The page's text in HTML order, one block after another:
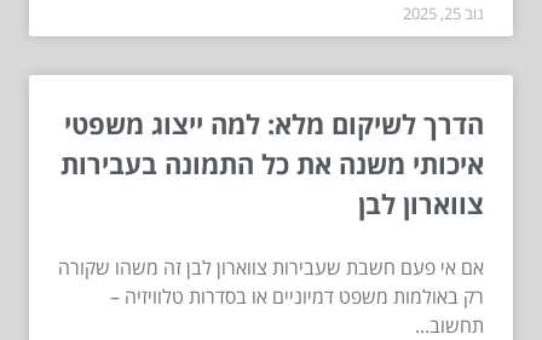
נוב 25, 2025
הדרך לשיקום מלא: למה ייצוג משפטי
איכותי משנה את כל התמונה בעבירות
צווארון לבן
אם אי פעם חשבת שעבירות צווארון לבן זה משהו שקורה
רק באולמות משפט דמיוניים או בסדרות טלוויזיה –
תחשוב...